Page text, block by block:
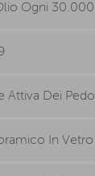
Ogni
Attiva Dei
In Vetro